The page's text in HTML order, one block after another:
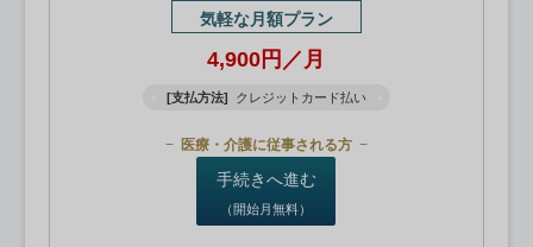
気軽な月額プラン
4,900円／月
[支払方法] クレジットカード払い
医療・介護に従事される方
手続きへ進む
（開始月無料）